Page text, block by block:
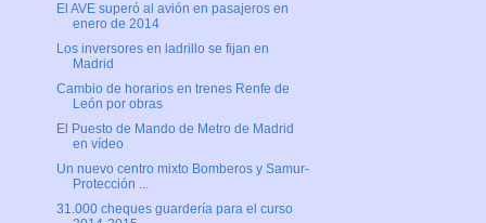
El AVE superó al avión en pasajeros en
enero de 2014
Los inversores en ladrillo se fijan en
Madrid
Cambio de horarios en trenes Renfe de
León por obras
El Puesto de Mando de Metro de Madrid
en vídeo
Un nuevo centro mixto Bomberos y Samur-
Protección ...
31.000 cheques guardería para el curso